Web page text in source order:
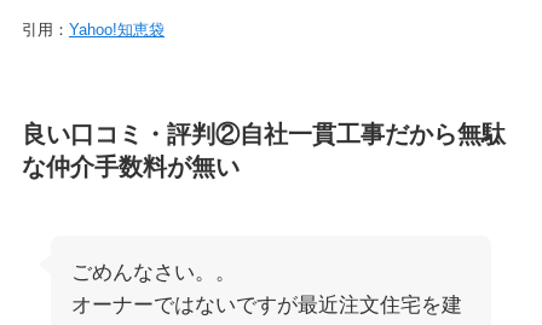
引用： Yahoo!知恵袋
良い口コミ・評判②自社一貫工事だから無駄
な仲介手数料が無い
ごめんなさい。。
オーナーではないですが最近注文住宅を建